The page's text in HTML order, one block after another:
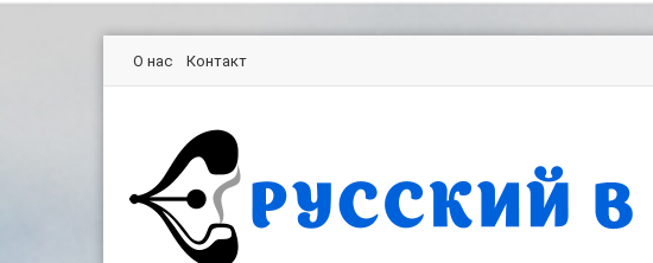
О нас Контакт